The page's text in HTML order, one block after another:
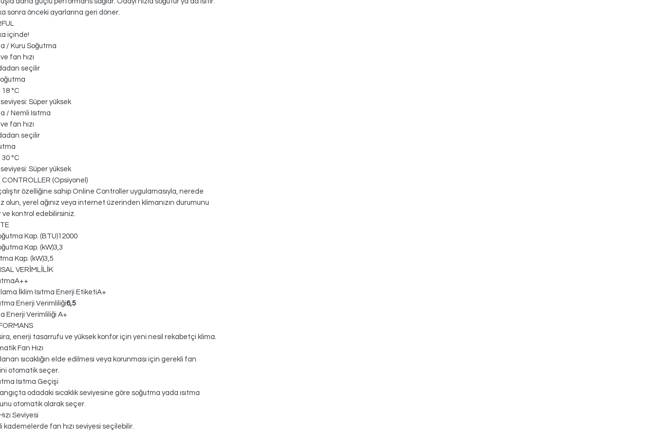
sonra önceki ayarlarına geri döner.
içinde!
/ Kuru Soğutma
ve fan hızı
seçilir
18 °C
seviyesi: Süper yüksek
/ Nemli Isıtma
ve fan hızı
seçilir
30 °C
seviyesi: Süper yüksek
CONTROLLER (Opsiyonel)
özelliğine sahip Online Controller uygulamasıyla, nerede
olun, yerel ağınız veya internet üzerinden klimanızın durumunu
ve kontrol edebilirsiniz.
Kap. (BTU)12000
Kap. (kW)3,3
Kap. (kW)3,5
VERİMLİLİK
İklim Isıtma Enerji EtiketiA+
Enerji Verimliliği6,5
Enerji Verimliliği A+
enerji tasarrufu ve yüksek konfor için yeni nesil rekabetçi klima.
Fan Hızı
sıcaklığın elde edilmesi veya korunması için gerekli fan
otomatik seçer.
Isıtma Geçişi
odadaki sıcaklık seviyesine göre soğutma yada ısıtma
otomatik olarak seçer.
Seviyesi
kademelerde fan hızı seviyesi seçilebilir.